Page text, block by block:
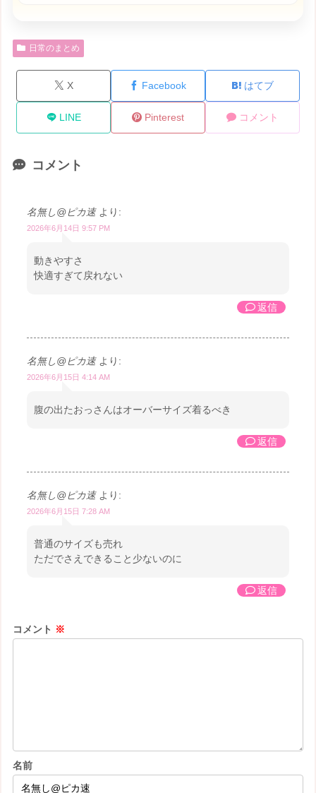
日常のまとめ
X Facebook はてブ
LINE Pinterest コメント
コメント
名無し@ピカ速 より:
2026年6月14日 9:57 PM
動きやすさ
快適すぎて戻れない
返信
名無し@ピカ速 より:
2026年6月15日 4:14 AM
腹の出たおっさんはオーバーサイズ着るべき
返信
名無し@ピカ速 より:
2026年6月15日 7:28 AM
普通のサイズも売れ
ただでさえできること少ないのに
返信
コメント ※
名前